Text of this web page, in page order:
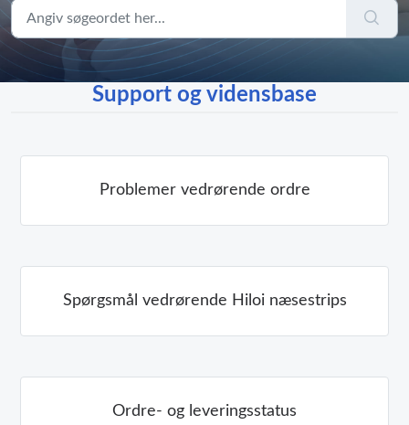
Support og vidensbase
Problemer vedrørende ordre
Spørgsmål vedrørende Hiloi næsestrips
Ordre- og leveringsstatus